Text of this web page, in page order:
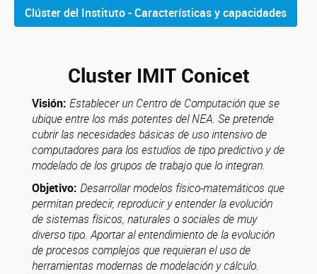
Clúster del Instituto - Características y capacidades
Cluster IMIT Conicet
Visión: Establecer un Centro de Computación que se
ubique entre los más potentes del NEA. Se pretende
cubrir las necesidades básicas de uso intensivo de
computadores para los estudios de tipo predictivo y de
modelado de los grupos de trabajo que lo integran.
Objetivo: Desarrollar modelos físico-matemáticos que
permitan predecir, reproducir y entender la evolución
de sistemas físicos, naturales o sociales de muy
diverso tipo. Aportar al entendimiento de la evolución
de procesos complejos que requieran el uso de
herramientas modernas de modelación y cálculo.